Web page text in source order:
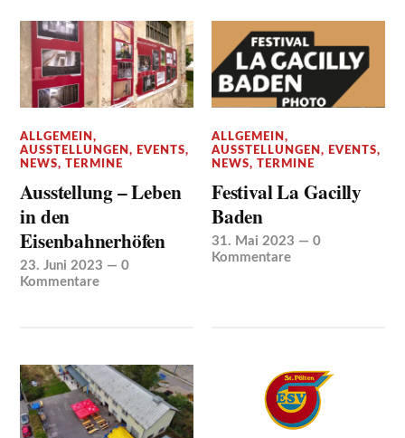
ALLGEMEIN,
AUSSTELLUNGEN, EVENTS,
NEWS,TERMINE
Ausstellung – Leben
in den
Eisenbahnerhöfen
23. Juni 2023 —0
Kommentare
ALLGEMEIN,
AUSSTELLUNGEN, EVENTS,
NEWS,TERMINE
Festival La Gacilly
Baden
31. Mai 2023 —0
Kommentare